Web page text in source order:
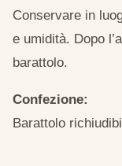
Conservare in
e umidità. Dopo
barattolo.
Confezione:
Barattolo